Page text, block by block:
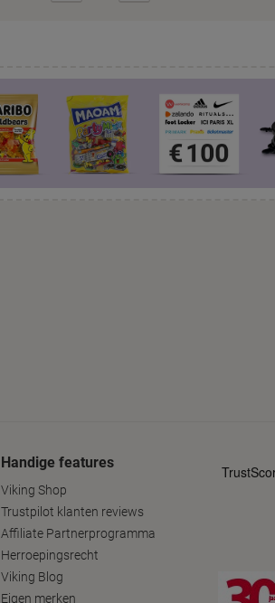
pagina
pagina
Handige features
Viking Shop
Trustpilot klanten reviews
Affiliate Partnerprogramma
Herroepingsrecht
Viking Blog
Eigen merken